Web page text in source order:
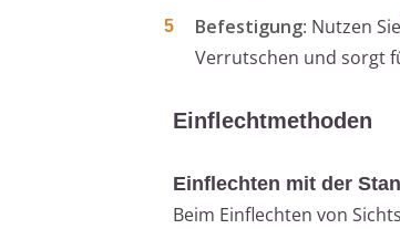
Befestigung: Nutzen Sie
Verrutschen und sorgt
Einflechtmethoden
Einflechten mit der
Beim Einflechten von